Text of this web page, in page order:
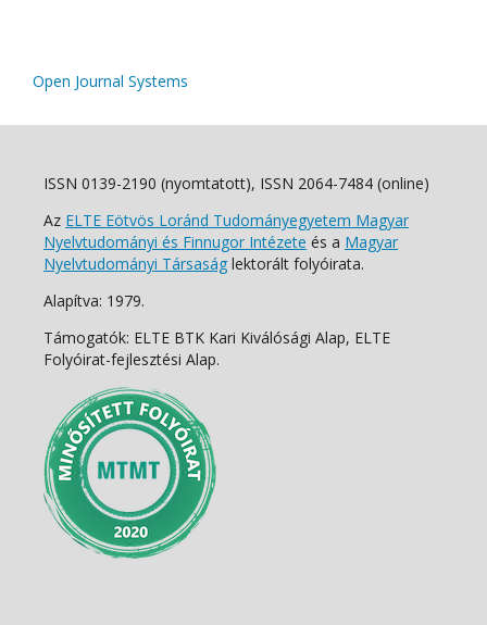
Open Journal Systems
ISSN 0139-2190 (nyomtatott), ISSN 2064-7484 (online)
Az ELTE Eötvös Loránd Tudományegyetem Magyar
Nyelvtudományi és Finnugor Intézete és a Magyar
Nyelvtudományi Társaság lektorált folyóirata.
Alapítva: 1979.
Támogatók: ELTE BTK Kari Kiválósági Alap, ELTE
Folyóirat-fejlesztési Alap.